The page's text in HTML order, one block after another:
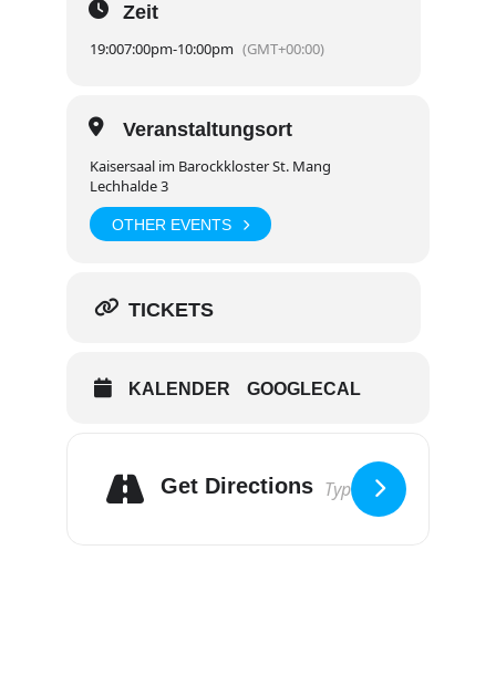
Zeit
19:007:00pm-10:00pm (GMT+00:00)
Veranstaltungsort
Kaisersaal im Barockkloster St. Mang
Lechhalde 3
OTHER EVENTS
TICKETS
KALENDER GOOGLECAL
Get Directions